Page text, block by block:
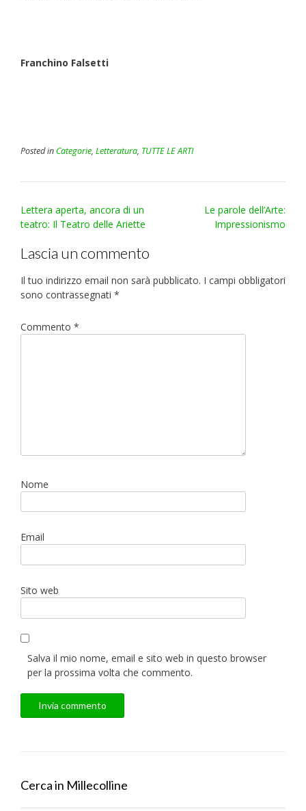
Franchino Falsetti
Posted in Categorie, Letteratura, TUTTE LE ARTI
Post
navigation
Lettera aperta, ancora di un
teatro: Il Teatro delle Ariette
Le parole dell’Arte:
Impressionismo
Lascia un commento
Il tuo indirizzo email non sarà pubblicato. I campi obbligatori
sono contrassegnati *
Commento *
Nome
Email
Sito web
Salva il mio nome, email e sito web in questo browser
per la prossima volta che commento.
Cerca in Millecolline